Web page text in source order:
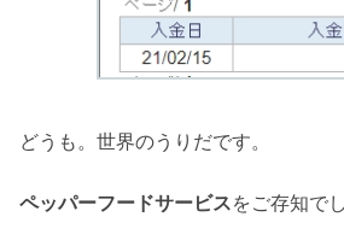
どうも。世界のうりだです。
ペッパーフードサービスをご存知で